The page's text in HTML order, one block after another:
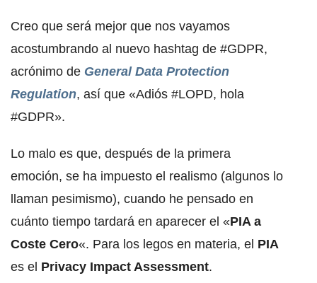
Creo que será mejor que nos vayamos
acostumbrando al nuevo hashtag de #GDPR,
acrónimo de General Data Protection
Regulation, así que «Adiós #LOPD, hola
#GDPR».
Lo malo es que, después de la primera
emoción, se ha impuesto el realismo (algunos lo
llaman pesimismo), cuando he pensado en
cuánto tiempo tardará en aparecer el «PIA a
Coste Cero«. Para los legos en materia, el PIA
es el Privacy Impact Assessment.